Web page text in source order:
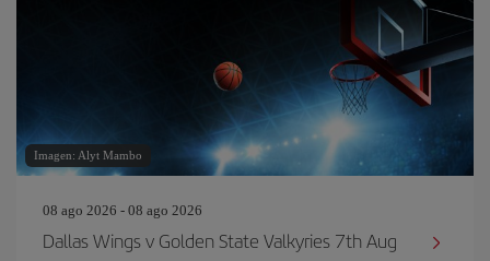
Imagen: Alyt Mambo
08 ago 2026 - 08 ago 2026
Dallas Wings v Golden State Valkyries 7th Aug